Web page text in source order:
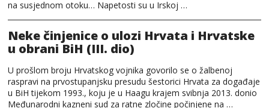
na susjednom otoku… Napetosti su u Irskoj …
Neke činjenice o ulozi Hrvata i Hrvatske
u obrani BiH (III. dio)
U prošlom broju Hrvatskog vojnika govorilo se o žalbenoj
raspravi na prvostupanjsku presudu šestorici Hrvata za događaje
u BiH tijekom 1993., koju je u Haagu krajem svibnja 2013. donio
Međunarodni kazneni sud za ratne zločine počinjene na …